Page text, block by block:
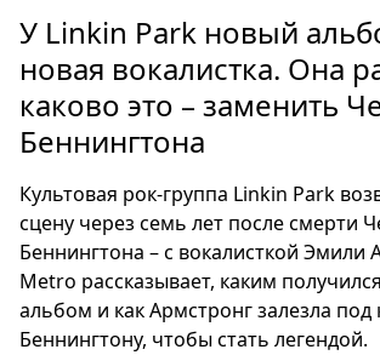
Россия
Мир
Здоровье
Еда
Мода
Театр
Кино
Афиша
Книги
У Linkin Park новый
новая вокалистка. Она
каково это – заменить
Беннингтона
Культовая рок-группа Linkin Park
сцену через семь лет после смерти
Беннингтона – с вокалисткой Эмили
Metro рассказывает, каким
альбом и как Армстронг залезла под
Беннингтону, чтобы стать легендой.